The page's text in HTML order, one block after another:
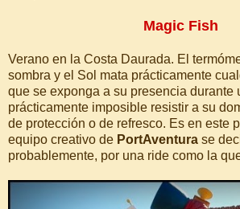
Magic Fish
Verano en la Costa Daurada. El
sombra y el Sol mata prácticamente
que se exponga a su presencia durante
prácticamente imposible resistir a su
de protección o de refresco. Es en este
equipo creativo de PortAventura se
probablemente, por una ride como la